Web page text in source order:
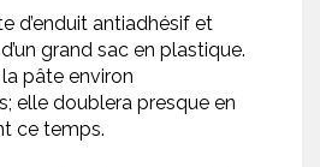
d’enduit antiadhésif et
grand sac en plastique.
pâte environ
elle doublera presque en
ce temps.